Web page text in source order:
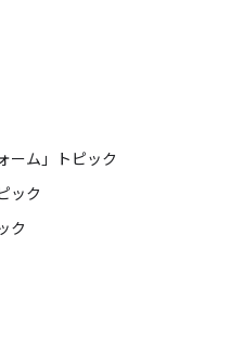
Beihang).」
は「現状のまま」提供さ
示を問わず、商品性、特定
行いません。また、本ソフ
よって、第三者の特許、
行いません。
ドキュメントのいかなる使
ーム」トピック
ック
ク